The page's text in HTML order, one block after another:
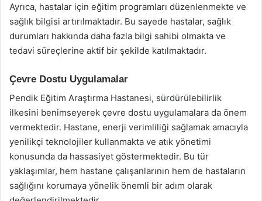
Ayrıca, hastalar için eğitim programları düzenlenmekte ve
sağlık bilgisi artırılmaktadır. Bu sayede hastalar, sağlık
durumları hakkında daha fazla bilgi sahibi olmakta ve
tedavi süreçlerine aktif bir şekilde katılmaktadır.
Çevre Dostu Uygulamalar
Pendik Eğitim Araştırma Hastanesi, sürdürülebilirlik
ilkesini benimseyerek çevre dostu uygulamalara da önem
vermektedir. Hastane, enerji verimliliği sağlamak amacıyla
yenilikçi teknolojiler kullanmakta ve atık yönetimi
konusunda da hassasiyet göstermektedir. Bu tür
yaklaşımlar, hem hastane çalışanlarının hem de hastaların
sağlığını korumaya yönelik önemli bir adım olarak